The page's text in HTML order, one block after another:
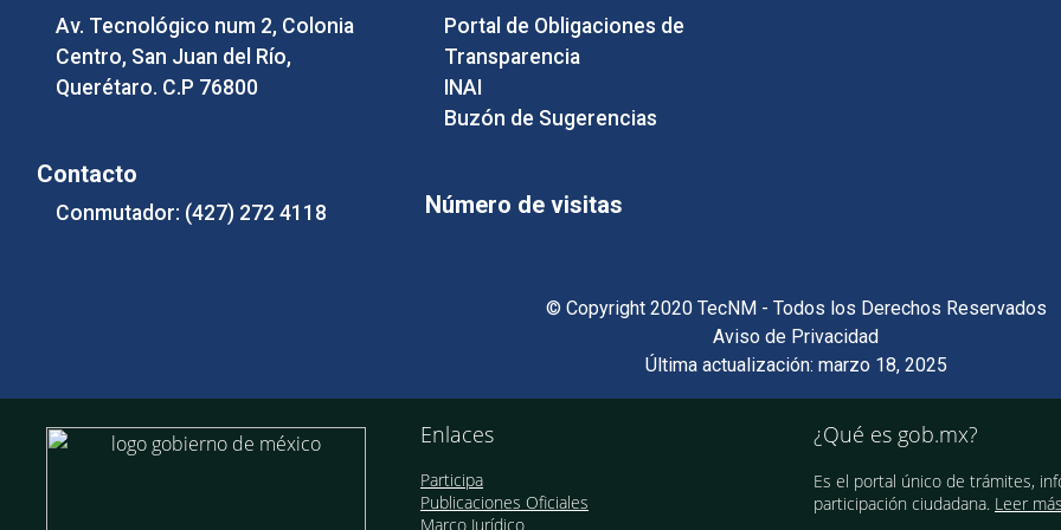
Av. Tecnológico num 2, Colonia
Centro, San Juan del Río,
Querétaro. C.P 76800
Contacto
Conmutador: (427) 272 4118
Portal de Obligaciones de
Transparencia
INAI
Buzón de Sugerencias
Número de visitas
© Copyright 2020 TecNM - Todos los Derechos Reservados
Aviso de Privacidad
Última actualización: marzo 18, 2025
Enlaces
Participa
Publicaciones Oficiales
Marco Jurídico
¿Qué es gob.mx?
Es el portal único de trámites,
participación ciudadana. Leer más